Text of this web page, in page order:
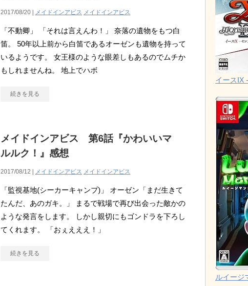
2017/08/20 | メイドインアビス メイドインアビス
「不動卿」 「それは言えんわ！」 奈落の遺物をもつ白
笛。 50年以上前から白笛であるオーゼンも遺物を持って
いるようです。 女王様のような眼差しもあるのでムチか
もしれませんね。 地上でハボ
続きを見る
メイドインアビス 第6話『かわいいマ
ルルク！』感想
2017/08/12 | メイドインアビス メイドインアビス
「監視基地(シーカーキャンプ)」 オーゼン「まだ生きて
たんだ、あのガキ。」 まるで戦場で再び出会った敵かの
ような発言をします。 しかし親切にもゴンドラを下ろし
てくれます。 「おぇえええ！」
続きを見る
イースIX
ルイージ